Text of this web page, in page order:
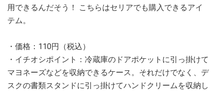
用できるんだそう！ こちらはセリアでも購入できるアイ
テム。
・価格：110円（税込）
・イチオシポイント：冷蔵庫のドアポケットに引っ掛けて
マヨネーズなどを収納できるケース。それだけでなく、デ
スクの書類スタンドに引っ掛けてハンドクリームを収納し